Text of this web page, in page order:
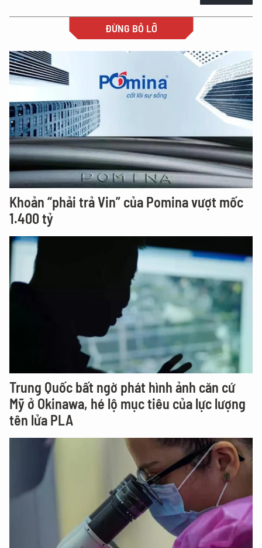
ĐỪNG BỎ LỠ
Khoản “phải trả Vin” của Pomina vượt mốc
1.400 tỷ
Trung Quốc bất ngờ phát hình ảnh căn cứ
Mỹ ở Okinawa, hé lộ mục tiêu của lực lượng
tên lửa PLA